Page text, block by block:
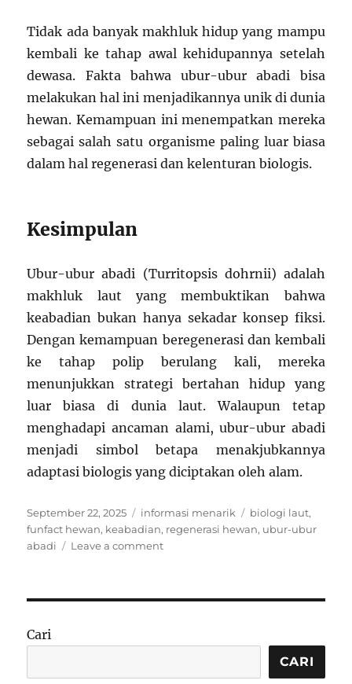
Tidak ada banyak makhluk hidup yang mampu
kembali ke tahap awal kehidupannya setelah
dewasa. Fakta bahwa ubur-ubur abadi bisa
melakukan hal ini menjadikannya unik di dunia
hewan. Kemampuan ini menempatkan mereka
sebagai salah satu organisme paling luar biasa
dalam hal regenerasi dan kelenturan biologis.
Kesimpulan
Ubur-ubur abadi (Turritopsis dohrnii) adalah
makhluk laut yang membuktikan bahwa
keabadian bukan hanya sekadar konsep fiksi.
Dengan kemampuan beregenerasi dan kembali
ke tahap polip berulang kali, mereka
menunjukkan strategi bertahan hidup yang
luar biasa di dunia laut. Walaupun tetap
menghadapi ancaman alami, ubur-ubur abadi
menjadi simbol betapa menakjubkannya
adaptasi biologis yang diciptakan oleh alam.
Posted
on
September 22, 2025 Categories
informasi menarik Tags
biologi laut,
funfact hewan, keabadian, regenerasi hewan, ubur-ubur
abadi
Leave a commenton
Terus
Sepanjang
Cari
CARI